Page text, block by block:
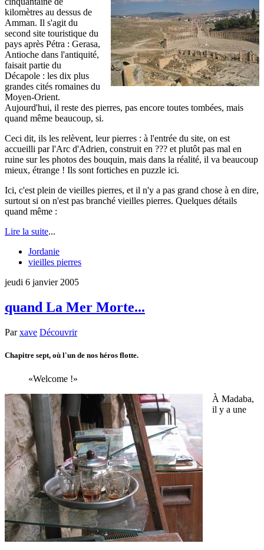
kilomètres au dessus de
Amman. Il s'agit du
second site touristique du
pays après Pétra : Gerasa,
Antioche dans l'antiquité,
faisait partie du
Décapole : les dix plus
grandes cités romaines du
Moyen-Orient.
Aujourd'hui, il reste des pierres, pas encore toutes tombées, mais
quand même beaucoup, si.
Ceci dit, ils les relèvent, leur pierres : à l'entrée du site, on est
accueilli par l'Arc d'Adrien, construit en ??? et plutôt pas mal en
ruine sur les photos des bouquin, mais dans la réalité, il va beaucoup
mieux, étrange ! Ils sont fortiches en puzzle ici.
Ici, c'est plein de vieilles pierres, et il n'y a pas grand chose à en dire,
surtout si on n'est pas branché vieilles pierres. Quelques détails
quand même :
Lire la suite...
Jordanie
vieilles pierres
jeudi 6 janvier 2005
quand La Mer Morte...
Parxave Découvrir
Chapitre sept, où l'un de nos héros flotte.
Welcome !
À Madaba,
il y a une